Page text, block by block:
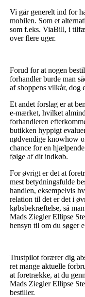
Vi går generelt ind for
mobilen. Som et
som f.eks. ViaBill, i
over flere uger.
Forud for at nogen
forhandler burde man
af shoppens vilkår, dog
Et andet forslag er at
e-mærket, hvilket
forhandleren
butikken hyppigt
nødvendige knowhow
chance for en
følge af dit indkøb.
For øvrigt er det at
mest betydningsfulde
handlen, eksempelvis
relation til det er det i
købsbekræftelse, så
Mads Ziegler Ellipse
hensyn til om du søger
Trustpilot forærer dig
ret mange aktuelle
at foretrække, at du
Mads Ziegler Ellipse
bestiller.